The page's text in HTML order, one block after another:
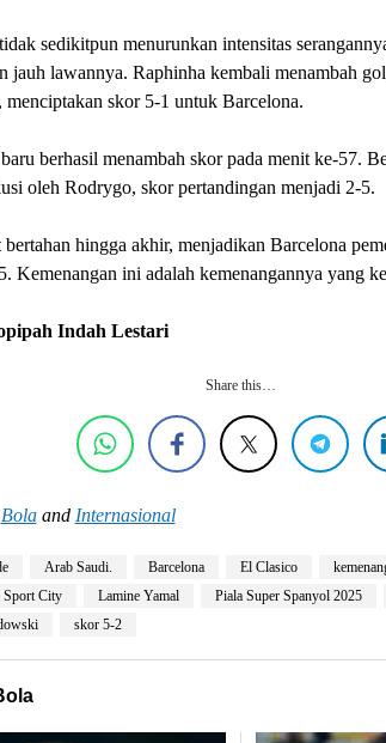
sedikitpun menurunkan intensitas
jauh lawannya. Raphinha kembali menambah
menciptakan skor 5-1 untuk Barcelona.
berhasil menambah skor pada menit ke-57.
oleh Rodrygo, skor pertandingan menjadi 2-5.
bertahan hingga akhir, menjadikan Barcelona
Kemenangan ini adalah kemenangannya yang
Indah Lestari
Share this…
Bolaand Internasional
Arab Saudi. Barcelona El Clasico
City
Lamine Yamal Piala Super Spanyol 2025
skor 5-2